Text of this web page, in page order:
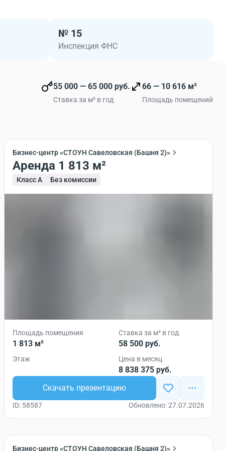
000 кв. м и включает фитнес-клуб, столовую, кафе,
для работы на свежем воздухе.
№ 15
Инспекция ФНС
55 000 — 65 000 руб.
Ставка за м² в год
66 — 10 616 м²
Площадь помещений
Бизнес-центр «СТОУН Савеловская (Башня 2)»
Аренда 1 813 м²
Класс A Без комиссии
Площадь помещения
1 813 м²
Ставка за м² в год
58 500 руб.
Этаж Цена в месяц
8 838 375 руб.
Скачать презентацию
ID: 58587 Обновлено: 27.07.2026
Бизнес-центр «СТОУН Савеловская (Башня 2)»